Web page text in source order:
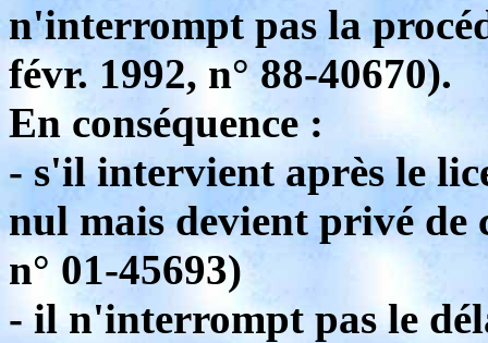
n'interrompt pas la
févr. 1992, n° 88-40670).
En conséquence :
- s'il intervient après le
nul mais devient privé de
n° 01-45693)
- il n'interrompt pas le